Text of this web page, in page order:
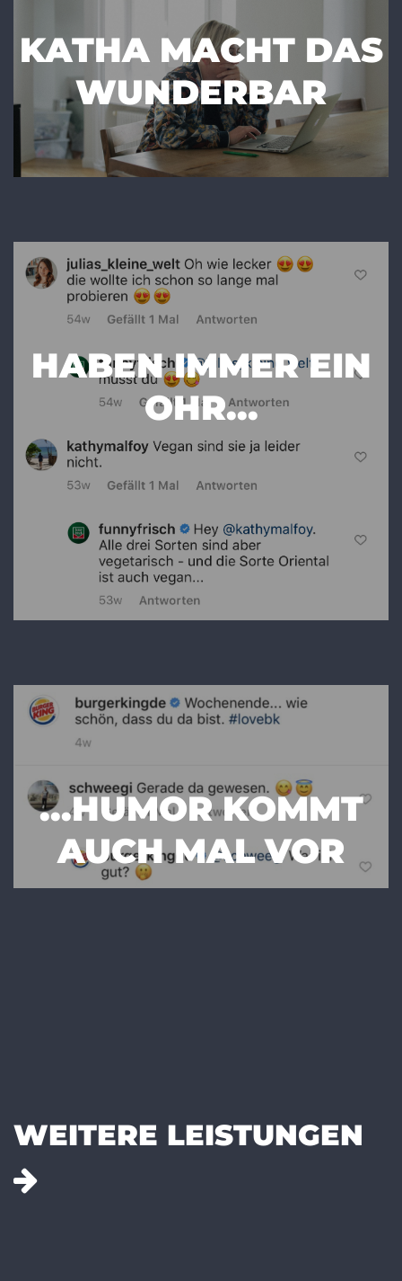
KATHA MACHT DAS
WUNDERBAR
HABEN IMMER EIN
OHR...
...HUMOR KOMMT
AUCH MAL VOR
WEITERE LEISTUNGEN